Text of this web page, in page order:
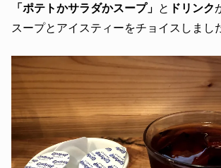
「ポテトかサラダかスープ」 と ドリンク
スープとアイスティーをチョイスしまし